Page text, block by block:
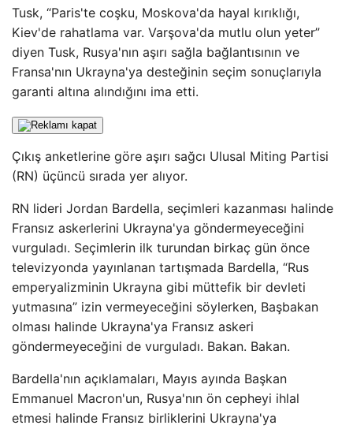
Tusk, “Paris'te coşku, Moskova'da hayal kırıklığı,
Kiev'de rahatlama var. Varşova'da mutlu olun yeter”
diyen Tusk, Rusya'nın aşırı sağla bağlantısının ve
Fransa'nın Ukrayna'ya desteğinin seçim sonuçlarıyla
garanti altına alındığını ima etti.
Çıkış anketlerine göre aşırı sağcı Ulusal Miting Partisi
(RN) üçüncü sırada yer alıyor.
RN lideri Jordan Bardella, seçimleri kazanması halinde
Fransız askerlerini Ukrayna'ya göndermeyeceğini
vurguladı. Seçimlerin ilk turundan birkaç gün önce
televizyonda yayınlanan tartışmada Bardella, “Rus
emperyalizminin Ukrayna gibi müttefik bir devleti
yutmasına” izin vermeyeceğini söylerken, Başbakan
olması halinde Ukrayna'ya Fransız askeri
göndermeyeceğini de vurguladı. Bakan. Bakan.
Bardella'nın açıklamaları, Mayıs ayında Başkan
Emmanuel Macron'un, Rusya'nın ön cepheyi ihlal
etmesi halinde Fransız birliklerini Ukrayna'ya